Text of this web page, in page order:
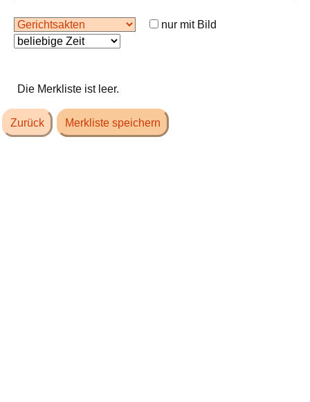
nur mit Bild
Die Merkliste ist leer.
Zurück Merkliste speichern